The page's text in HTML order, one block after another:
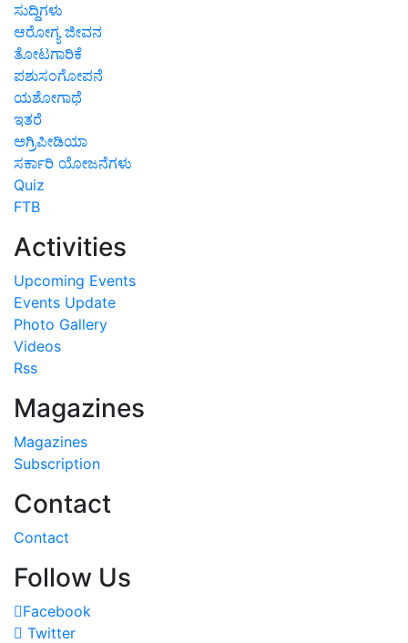
ಸುದ್ದಿಗಳು
ಆರೋಗ್ಯ ಜೀವನ
ತೋಟಗಾರಿಕೆ
ಪಶುಸಂಗೋಪನೆ
ಯಶೋಗಾಥೆ
ಇತರೆ
ಅಗ್ರಿಪೀಡಿಯಾ
ಸರ್ಕಾರಿ ಯೋಜನೆಗಳು
Quiz
FTB
Activities
Upcoming Events
Events Update
Photo Gallery
Videos
Rss
Magazines
Magazines
Subscription
Contact
Contact
Follow Us
Facebook
Twitter